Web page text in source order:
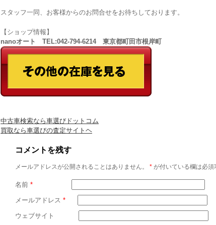
スタッフ一同、お客様からのお問合せをお待ちしております。
【ショップ情報】
nanoオート TEL:042-794-6214 東京都町田市根岸町
中古車検索なら車選びドットコム
買取なら車選びの査定サイトヘ
コメントを残す
メールアドレスが公開されることはありません。 * が付いている欄は必須
名前 *
メールアドレス *
ウェブサイト